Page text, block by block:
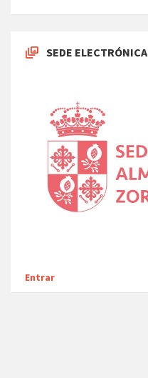
SEDE ELECTRÓNICA
Entrar